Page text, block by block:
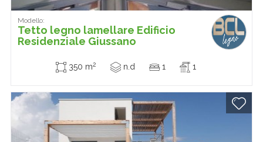
Modello:
Tetto legno lamellare Edificio
Residenziale Giussano
350 m2 n.d 1 1